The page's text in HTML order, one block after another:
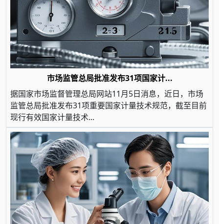
市场监管总局批准发布31项国家计...
据国家市场监督管理总局网站11月5日消息，近日，市场
监管总局批准发布31项重要国家计量技术规范，截至目前
现行有效国家计量技术...